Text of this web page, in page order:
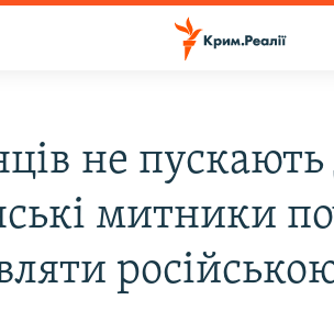
не
митники